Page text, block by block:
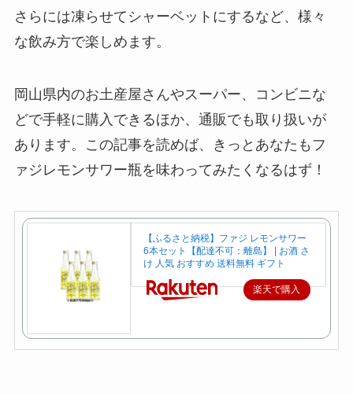
さらには凍らせてシャーベットにするなど、様々
な飲み方で楽しめます。
岡山県内のお土産屋さんやスーパー、コンビニな
どで手軽に購入できるほか、通販でも取り扱いが
あります。この記事を読めば、きっとあなたもフ
ァジレモンサワー瓶を味わってみたくなるはず！
【ふるさと納税】ファジ レモンサワー
6本セット【配達不可：離島】 | お酒 さ
け 人気 おすすめ 送料無料 ギフト
楽天で購入